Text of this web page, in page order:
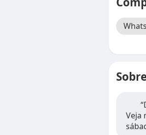
Veja